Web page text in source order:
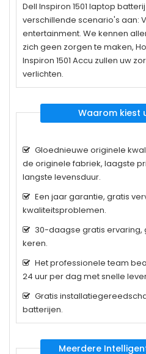
Dell Inspiron 1501 laptop
verschillende scenario's aan:
entertainment. We kennen
zich geen zorgen te maken,
Inspiron 1501 Accu zullen uw
verlichten.
Waarom kiest
Gloednieuwe originele
de originele fabriek, laagste
langste levensduur.
Een jaar garantie, gratis
kwaliteitsproblemen.
30-daagse gratis ervaring,
keren.
Het professionele team
24 uur per dag met snelle
Gratis
batterijen.
Meerdere